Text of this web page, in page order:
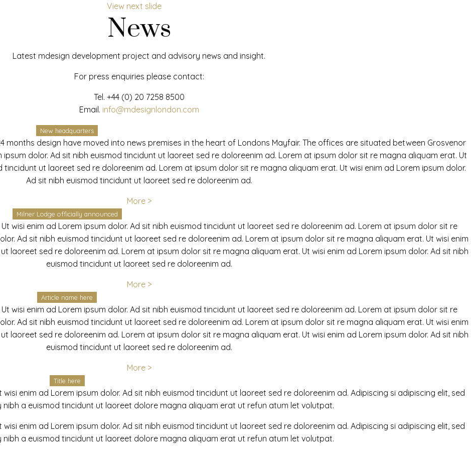
View next slide
News
Latest mdesign development project and advisory news and insight.
For press enquiries please contact:
Tel. +44 (0) 20 7258 8500
Email. info@mdesignlondon.com
New headquarters
design have moved into news premises in the heart of Londons Mayfair. The offices are situated between Grosvenor
ipsum dolor. Ad sit nibh euismod tincidunt ut laoreet sed re doloreenim ad. Lorem at ipsum dolor sit re magna aliquam erat. Ut
tincidunt ut laoreet sed re doloreenim ad. Lorem at ipsum dolor sit re magna aliquam erat. Ut wisi enim ad Lorem ipsum dolor.
Ad sit nibh euismod tincidunt ut laoreet sed re doloreenim ad.
More >
Milner Lodge officially announced
wisi enim ad Lorem ipsum dolor. Ad sit nibh euismod tincidunt ut laoreet sed re doloreenim ad. Lorem at ipsum dolor sit re
Ad sit nibh euismod tincidunt ut laoreet sed re doloreenim ad. Lorem at ipsum dolor sit re magna aliquam erat. Ut wisi enim
laoreet sed re doloreenim ad. Lorem at ipsum dolor sit re magna aliquam erat. Ut wisi enim ad Lorem ipsum dolor. Ad sit nibh
euismod tincidunt ut laoreet sed re doloreenim ad.
More >
Article name here
wisi enim ad Lorem ipsum dolor. Ad sit nibh euismod tincidunt ut laoreet sed re doloreenim ad. Lorem at ipsum dolor sit re
Ad sit nibh euismod tincidunt ut laoreet sed re doloreenim ad. Lorem at ipsum dolor sit re magna aliquam erat. Ut wisi enim
laoreet sed re doloreenim ad. Lorem at ipsum dolor sit re magna aliquam erat. Ut wisi enim ad Lorem ipsum dolor. Ad sit nibh
euismod tincidunt ut laoreet sed re doloreenim ad.
More >
Title here
enim ad Lorem ipsum dolor. Ad sit nibh euismod tincidunt ut laoreet sed re doloreenim ad. Adipiscing si adipiscing elit, sed
nibh a euismod tincidunt ut laoreet dolore magna aliquam erat ut refun atum let volutpat.
enim ad Lorem ipsum dolor. Ad sit nibh euismod tincidunt ut laoreet sed re doloreenim ad. Adipiscing si adipiscing elit, sed
nibh a euismod tincidunt ut laoreet dolore magna aliquam erat ut refun atum let volutpat.